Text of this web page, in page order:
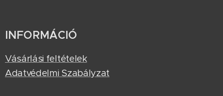
INFORMÁCIÓ
Vásárlási feltételek
Adatvédelmi Szabályzat